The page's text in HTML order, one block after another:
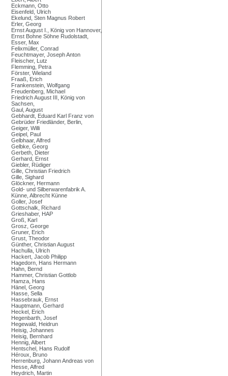
Eckmann, Otto
Eisenfeld, Ulrich
Ekelund, Sten Magnus Robert
Erler, Georg
Ernst August I., König von Hannover,
Ernst Bohne Söhne Rudolstadt,
Esser, Max
Felixmüller, Conrad
Feuchtmayer, Joseph Anton
Fleischer, Lutz
Flemming, Petra
Förster, Wieland
Fraaß, Erich
Frankenstein, Wolfgang
Freudenberg, Michael
Friedrich August III, König von
Sachsen,
Gaul, August
Gebhardt, Eduard Karl Franz von
Gebrüder Friedländer, Berlin,
Geiger, Willi
Geipel, Paul
Gelbhaar, Alfred
Gelbke, Georg
Gerbeth, Dieter
Gerhard, Ernst
Giebler, Rüdiger
Gille, Christian Friedrich
Gille, Sighard
Glöckner, Hermann
Gold- und Silberwarenfabrik A.
Künne, Albrecht Künne
Goller, Josef
Gottschalk, Richard
Grieshaber, HAP
Groß, Karl
Grosz, George
Gruner, Erich
Grust, Theodor
Günther, Christian August
Hachulla, Ulrich
Hackert, Jacob Philipp
Hagedorn, Hans Hermann
Hahn, Bernd
Hammer, Christian Gottlob
Hamza, Hans
Hänel, Georg
Hasse, Sella
Hassebrauk, Ernst
Hauptmann, Gerhard
Heckel, Erich
Hegenbarth, Josef
Hegewald, Heidrun
Heisig, Johannes
Heisig, Bernhard
Hennig, Albert
Hentschel, Hans Rudolf
Héroux, Bruno
Herrenburg, Johann Andreas von
Hesse, Alfred
Heydrich, Martin